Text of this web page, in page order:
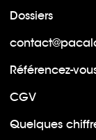
Dossiers
Référencez-
CGV
Quelques